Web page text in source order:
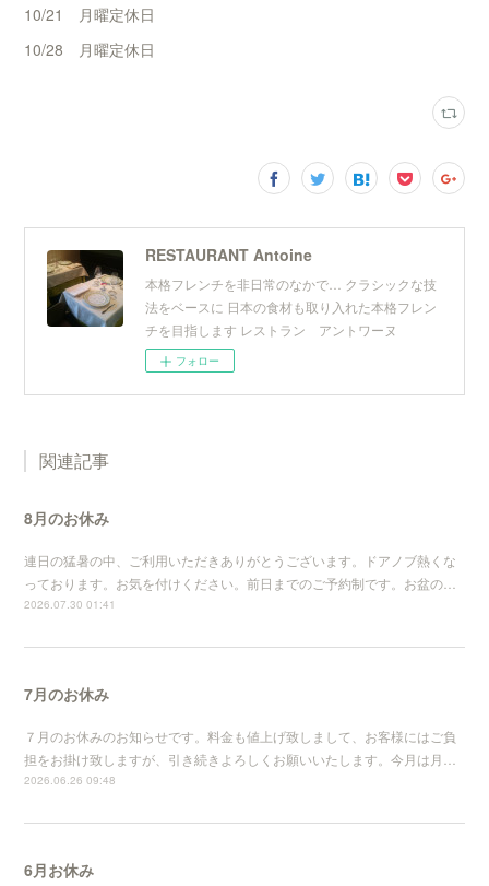
10/21 月曜定休日
10/28 月曜定休日
RESTAURANT Antoine
本格フレンチを非日常のなかで… クラシックな技
法をベースに 日本の食材も取り入れた本格フレン
チを目指します レストラン アントワーヌ
フォロー
関連記事
8月のお休み
連日の猛暑の中、ご利用いただきありがとうございます。ドアノブ熱くな
っております。お気を付けください。前日までのご予約制です。お盆の…
2026.07.30 01:41
7月のお休み
７月のお休みのお知らせです。料金も値上げ致しまして、お客様にはご負
担をお掛け致しますが、引き続きよろしくお願いいたします。今月は月…
2026.06.26 09:48
6月お休み